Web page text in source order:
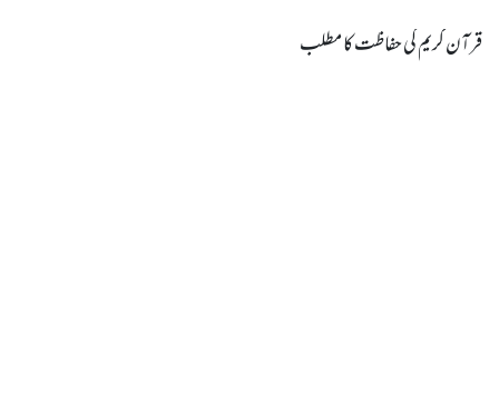
قرآن کریم کی حفاظت کا مطلب